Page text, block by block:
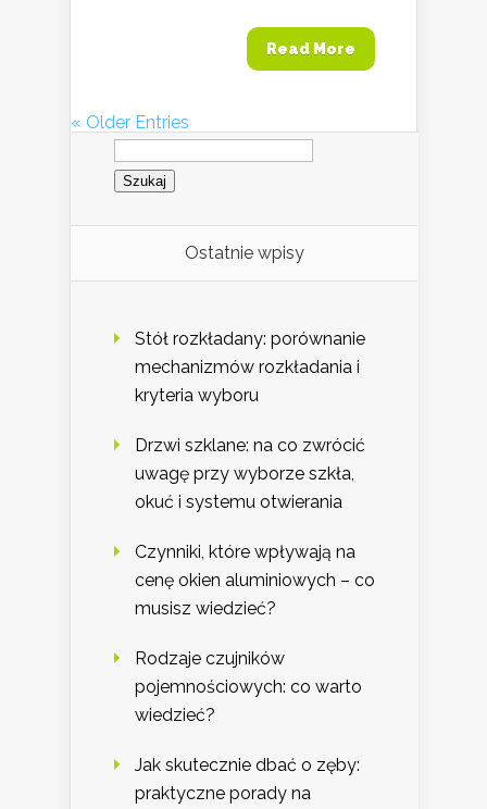
Read More
« Older Entries
Szukaj:
Ostatnie wpisy
Stół rozkładany: porównanie
mechanizmów rozkładania i
kryteria wyboru
Drzwi szklane: na co zwrócić
uwagę przy wyborze szkła,
okuć i systemu otwierania
Czynniki, które wpływają na
cenę okien aluminiowych – co
musisz wiedzieć?
Rodzaje czujników
pojemnościowych: co warto
wiedzieć?
Jak skutecznie dbać o zęby:
praktyczne porady na